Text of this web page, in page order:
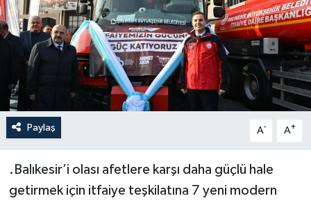
Paylaş A- A+
.Balıkesir’i olası afetlere karşı daha güçlü hale
getirmek için itfaiye teşkilatına 7 yeni modern